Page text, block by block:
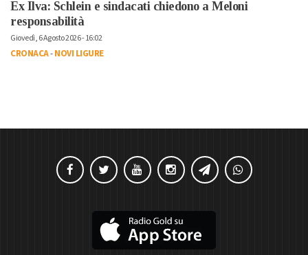
Ex Ilva: Schlein e sindacati chiedono a Meloni
responsabilità
Giovedì, 6 Agosto 2026 - 16:02
CRONACA-NOVI LIGURE